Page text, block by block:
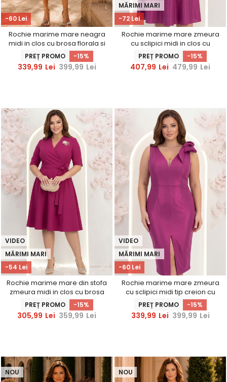
-60 Lei
Rochie marime mare neagra
midi in clos cu brosa florala si
buzunare - StarShinerS
PREȚ PROMO -15%
339,99 Lei 399,99 Lei
-72 Lei
MĂRIMI MARI
Rochie marime mare zmeura
cu sclipici midi in clos cu
volanase - StarShinerS
PREȚ PROMO -15%
407,99 Lei 479,99 Lei
-54 Lei
VIDEO
MĂRIMI MARI
Rochie marime mare din stofa
zmeura midi in clos cu brosa
detasabila - StarShinerS
PREȚ PROMO -15%
305,99 Lei 359,99 Lei
-60 Lei
VIDEO
MĂRIMI MARI
Rochie marime mare zmeura
cu sclipici midi tip creion cu
volanase - StarShinerS
PREȚ PROMO -15%
339,99 Lei 399,99 Lei
NOU NOU